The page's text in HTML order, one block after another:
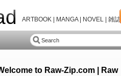
ARTBOOK | MANGA | NOVEL | 雑誌
to Raw-Zip.com | Raw